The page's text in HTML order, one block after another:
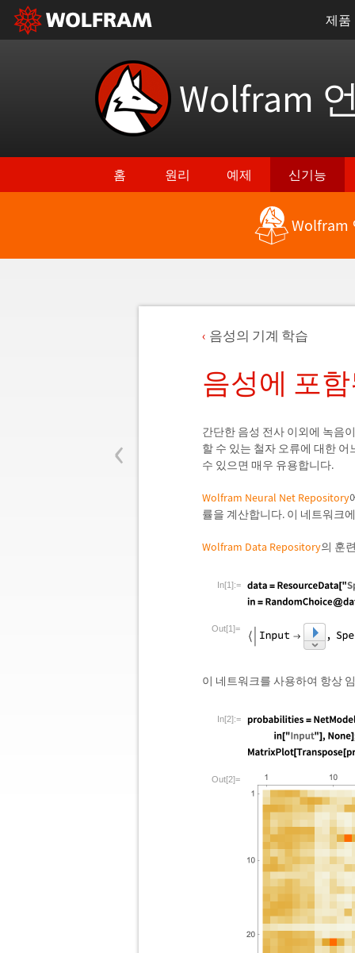
제품
Wolfram
홈 원리 예제 신기능
Wolfram
‹
음성의 기계 학습
음성에 포
간단한 음성 전사 이외에 녹음
할 수 있는 철자 오류에 대한
수 있으면 매우 유용합니다.
Wolfram Neural Net Repository
률을 계산합니다. 이 네트워크
Wolfram Data Repository의 훈
In[1]:=
Out[1]=
이 네트워크를 사용하여 항상
In[2]:=
Out[2]=